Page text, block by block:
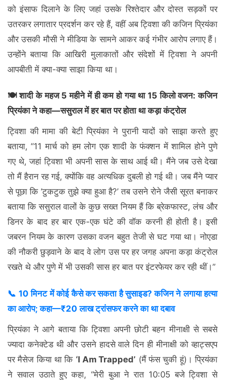
को इंसाफ दिलाने के लिए जहां उसके रिश्तेदार और दोस्त सड़कों पर
उतरकर लगातार प्रदर्शन कर रहे हैं, वहीं अब ट्विशा की कजिन प्रियंका
और उसकी मौसी ने मीडिया के सामने आकर कई गंभीर आरोप लगाए हैं।
उन्होंने बताया कि आखिरी मुलाकातों और संदेशों में ट्विशा ने अपनी
आपबीती में क्या-क्या साझा किया था।
🍽️ शादी के महज 5 महीने में ही कम हो गया था 15 किलो वजन: कजिन
प्रियंका ने कहा—ससुराल में हर बात पर होता था कड़ा कंट्रोल
ट्विशा की मामा की बेटी प्रियंका ने पुरानी यादों को साझा करते हुए
बताया, “11 मार्च को हम लोग एक शादी के फंक्शन में शामिल होने पुणे
गए थे, जहां ट्विशा भी अपनी सास के साथ आई थी। मैंने जब उसे देखा
तो मैं हैरान रह गई, क्योंकि वह अत्यधिक दुबली हो गई थी। जब मैंने प्यार
से पूछा कि ‘टुकटुक तुझे क्या हुआ है?’ तब उसने रोने जैसी सूरत बनाकर
बताया कि ससुराल वालों के कुछ सख्त नियम हैं कि ब्रेकफास्ट, लंच और
डिनर के बाद हर बार एक-एक घंटे की वॉक करनी ही होती है। इसी
जबरन नियम के कारण उसका वजन बहुत तेजी से घट गया था। नोएडा
की नौकरी छुड़वाने के बाद वे लोग उस पर हर जगह अपना कड़ा कंट्रोल
रखते थे और पुणे में भी उसकी सास हर बात पर इंटरफेयर कर रही थीं।”
📞 10 मिनट में कोई कैसे कर सकता है सुसाइड? कजिन ने लगाया हत्या
का आरोप; कहा—₹20 लाख ट्रांसफर करने का था दबाव
प्रियंका ने आगे बताया कि ट्विशा अपनी छोटी बहन मीनाक्षी से सबसे
ज्यादा कनेक्टेड थी और उसने हादसे वाले दिन ही मीनाक्षी को व्हाट्सएप
पर मैसेज किया था कि ‘I Am Trapped’ (मैं फंस चुकी हूं)। प्रियंका
ने सवाल उठाते हुए कहा, “मेरी बुआ ने रात 10:05 बजे ट्विशा से